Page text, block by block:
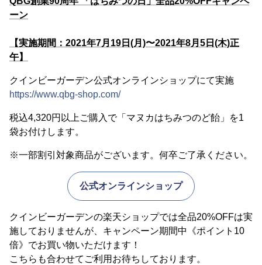
ーン
【実施期間：2021年7月19日(月)〜2021年8月5日(木)正
午】
クインビーガーデン公式オンラインショップにて実施
https://www.qbg-shop.com/
税込4,320円以上ご購入で「マヌカはちみつのど飴」を1
袋お付けします。
※一部割引対象商品がございます。何卒ご了承ください。
公式オンラインショップ
クインビーガーデンの楽天ショップでは全品20%OFFは実
施しておりませんが、キャンペーン期間中《ポイント10
倍》でお買い物いただけます！
こちらも合わせてご利用お待ちしております。